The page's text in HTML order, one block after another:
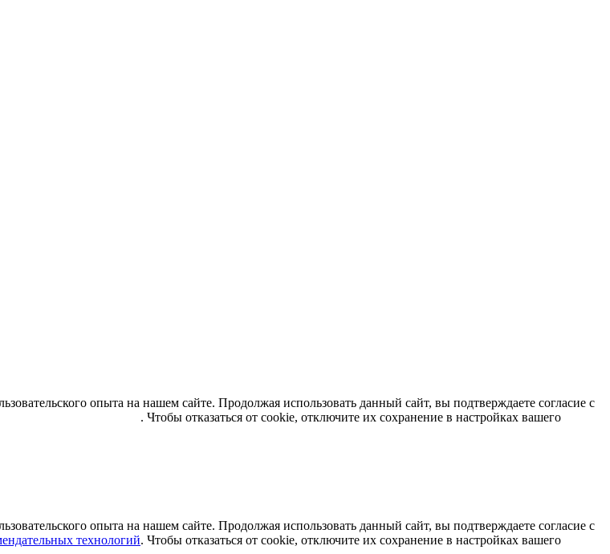
опыта на нашем сайте. Продолжая использовать данный сайт, вы подтверждаете согласие с
. Чтобы отказаться от cookie, отключите их сохранение в настройках вашего
опыта на нашем сайте. Продолжая использовать данный сайт, вы подтверждаете согласие с
технологий. Чтобы отказаться от cookie, отключите их сохранение в настройках вашего